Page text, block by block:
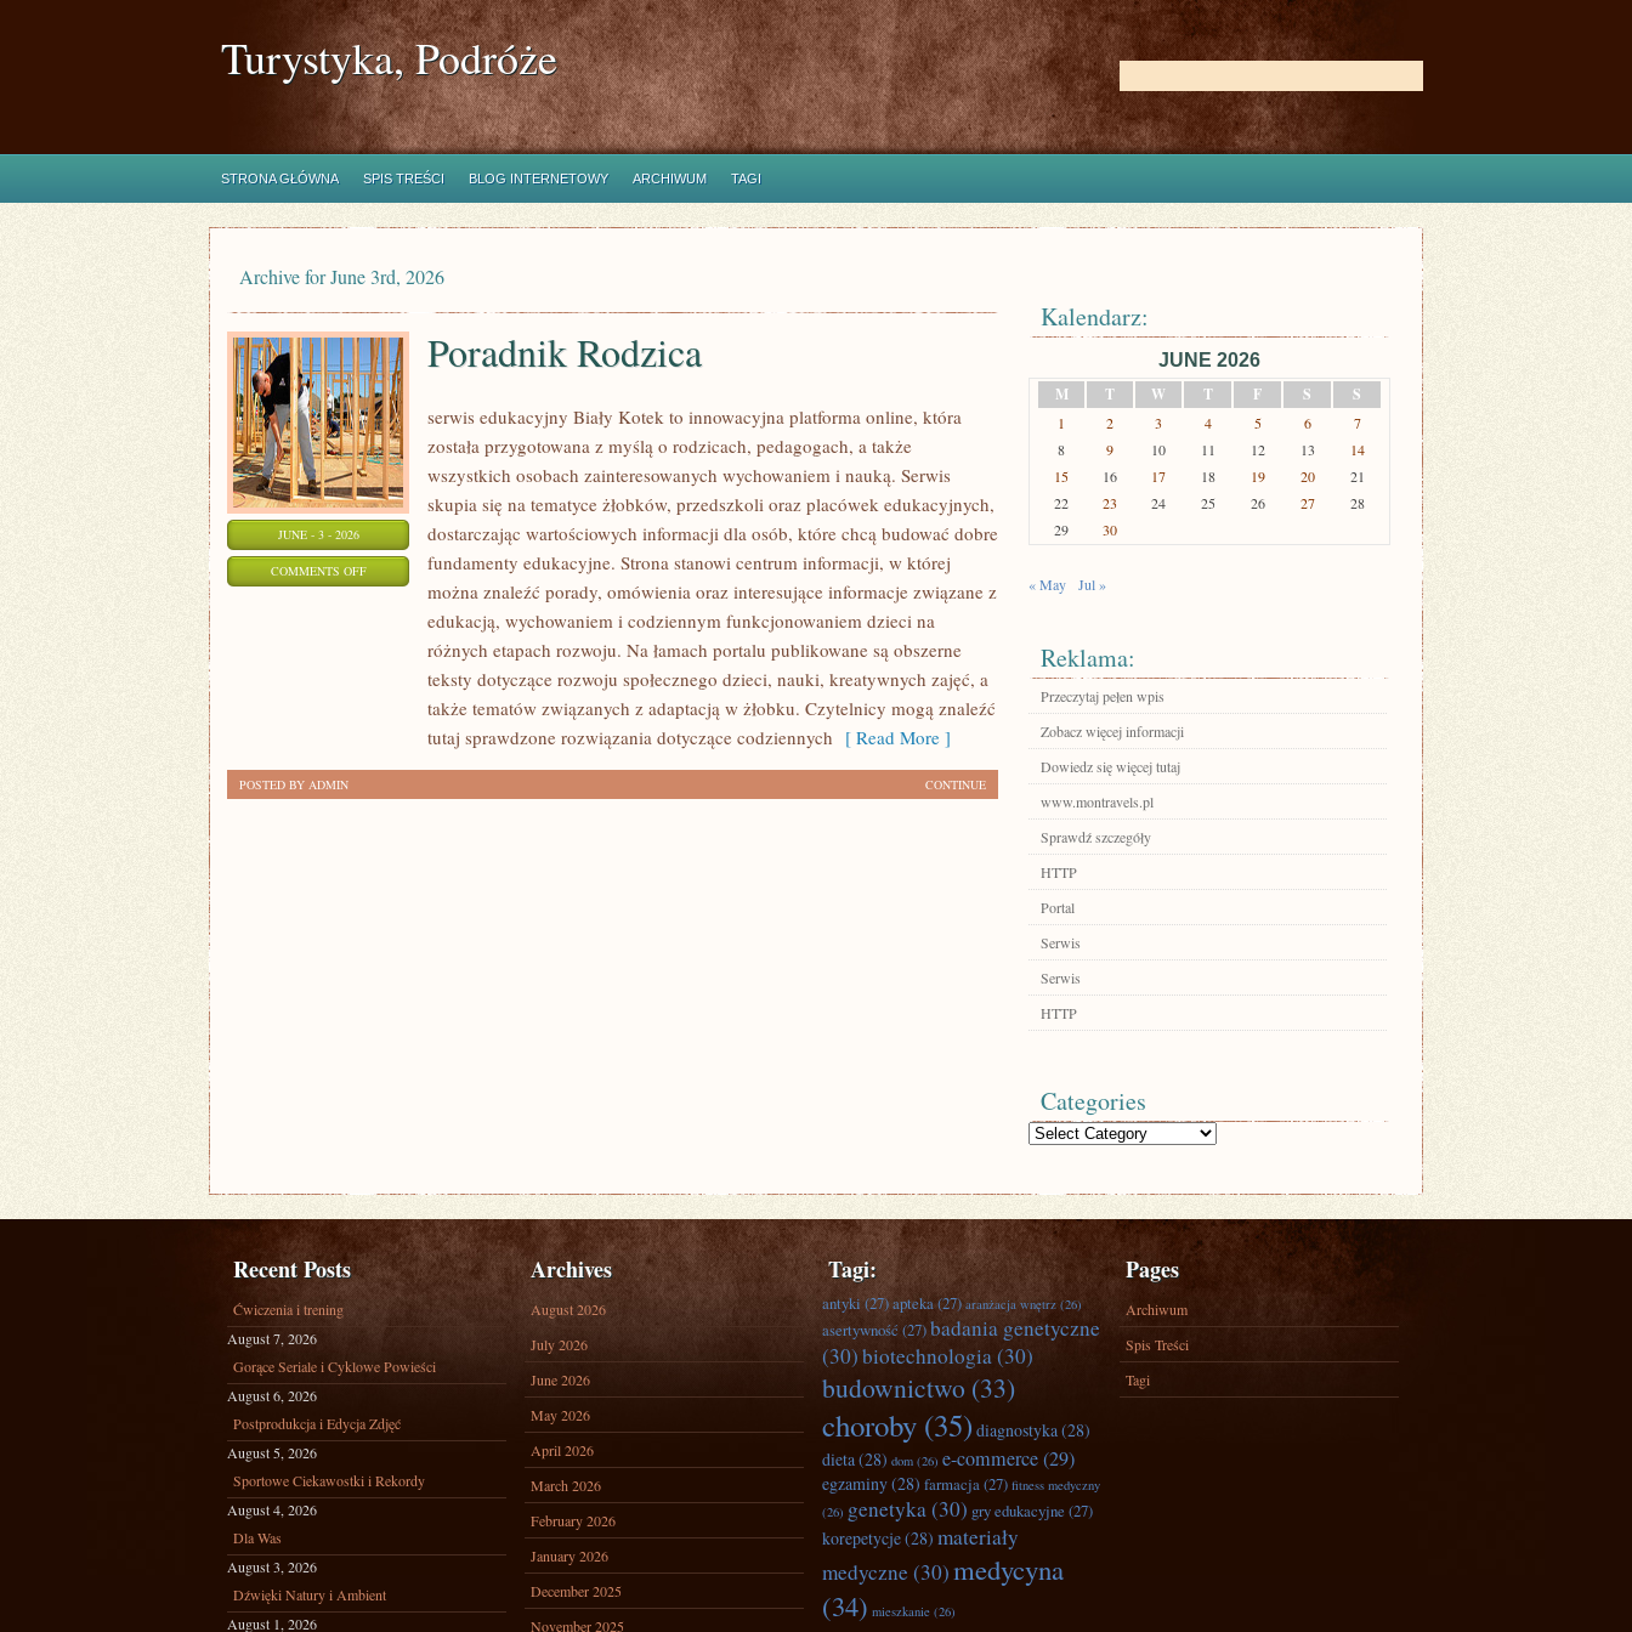
Turystyka, Podróże
STRONA GŁÓWNA SPIS TREŚCI BLOG INTERNETOWY ARCHIWUM TAGI
Archive for June 3rd, 2026
JUNE - 3 - 2026
COMMENTS OFFON
Poradnik Rodzica
serwis edukacyjny Biały Kotek to innowacyjna platforma online, która
została przygotowana z myślą o rodzicach, pedagogach, a także
wszystkich osobach zainteresowanych wychowaniem i nauką. Serwis
skupia się na tematyce żłobków, przedszkoli oraz placówek edukacyjnych,
dostarczając wartościowych informacji dla osób, które chcą budować dobre
fundamenty edukacyjne. Strona stanowi centrum informacji, w której
można znaleźć porady, omówienia oraz interesujące informacje związane z
edukacją, wychowaniem i codziennym funkcjonowaniem dzieci na
różnych etapach rozwoju. Na łamach portalu publikowane są obszerne
teksty dotyczące rozwoju społecznego dzieci, nauki, kreatywnych zajęć, a
także tematów związanych z adaptacją w żłobku. Czytelnicy mogą znaleźć
tutaj sprawdzone rozwiązania dotyczące codziennych [ Read More ]
CONTINUE
POSTED BY ADMIN
Kalendarz:
JUNE 2026
M
T W T F S S
1 2 3 4 5 6
7
8
9 10 11 12 13
14
15
16 17 18 19 20
21
22
23 24 25 26 27
28
29
30
« May Jul »
Reklama:
Przeczytaj pełen wpis
Zobacz więcej informacji
Dowiedz się więcej tutaj
www.montravels.pl
Sprawdź szczegóły
HTTP
Portal
Serwis
Serwis
HTTP
Categories
Categories
Recent Posts
Ćwiczenia i trening
August 7, 2026
Gorące Seriale i Cyklowe Powieści
August 6, 2026
Postprodukcja i Edycja Zdjęć
August 5, 2026
Sportowe Ciekawostki i Rekordy
August 4, 2026
Dla Was
August 3, 2026
Dźwięki Natury i Ambient
August 1, 2026
Archives
August 2026
July 2026
June 2026
May 2026
April 2026
March 2026
February 2026
January 2026
December 2025
November 2025
Tagi:
antyki(27)apteka(27) aranżacja wnętrz (26)
asertywność (27)badania genetyczne
(30)biotechnologia(30)
budownictwo (33)
choroby (35) diagnostyka(28)
dieta(28) dom (26) e-commerce(29)
egzaminy(28) farmacja(27) fitness medyczny
(26) genetyka(30) gry edukacyjne (27)
korepetycje(28) materiały
medyczne (30)medycyna
(34) mieszkanie (26)
Pages
Archiwum
Spis Treści
Tagi